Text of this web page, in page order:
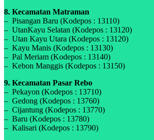
8. Kecamatan Matraman
– Pisangan Baru (Kodepos : 13110)
– UtanKayu Selatan (Kodepos : 13120)
– Utan Kayu Utara (Kodepos : 13120)
– Kayu Manis (Kodepos : 13130)
– Pal Meriam (Kodepos : 13140)
– Kebon Manggis (Kodepos : 13150)
9. Kecamatan Pasar Rebo
– Pekayon (Kodepos : 13710)
– Gedong (Kodepos : 13760)
– Cijantung (Kodepos : 13770)
– Baru (Kodepos : 13780)
– Kalisari (Kodepos : 13790)